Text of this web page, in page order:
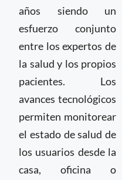
años siendo un
esfuerzo conjunto
entre los expertos de
la salud y los propios
pacientes. Los
avances tecnológicos
permiten monitorear
el estado de salud de
los usuarios desde la
casa, oficina o